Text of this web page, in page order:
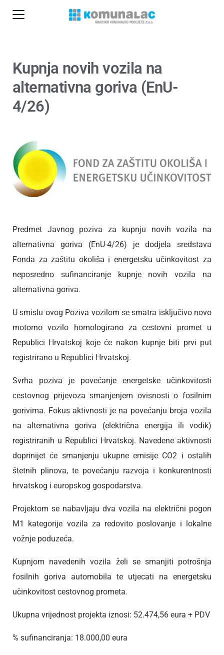
Kupnja novih vozila na
alternativna goriva (EnU-
4/26)
Predmet Javnog poziva za kupnju novih vozila na
alternativna goriva (EnU-4/26) je dodjela sredstava
Fonda za zaštitu okoliša i energetsku učinkovitost za
neposredno sufinanciranje kupnje novih vozila na
alternativna goriva.
U smislu ovog Poziva vozilom se smatra isključivo novo
motorno vozilo homologirano za cestovni promet u
Republici Hrvatskoj koje će nakon kupnje biti prvi put
registrirano u Republici Hrvatskoj.
Svrha poziva je povećanje energetske učinkovitosti
cestovnog prijevoza smanjenjem ovisnosti o fosilnim
gorivima. Fokus aktivnosti je na povećanju broja vozila
na alternativna goriva (električna energija ili vodik)
registriranih u Republici Hrvatskoj. Navedene aktivnosti
doprinijet će smanjenju ukupne emisije CO2 i ostalih
štetnih plinova, te povećanju razvoja i konkurentnosti
hrvatskog i europskog gospodarstva.
Projektom se nabavljaju dva vozila na električni pogon
M1 kategorije vozila za redovito poslovanje i lokalne
vožnje poduzeća.
Kupnjom navedenih vozila želi se smanjiti potrošnja
fosilnih goriva automobila te utjecati na energetsku
učinkovitost cestovnog prometa.
Ukupna vrijednost projekta iznosi: 52.474,56 eura + PDV
% sufinanciranja: 18.000,00 eura